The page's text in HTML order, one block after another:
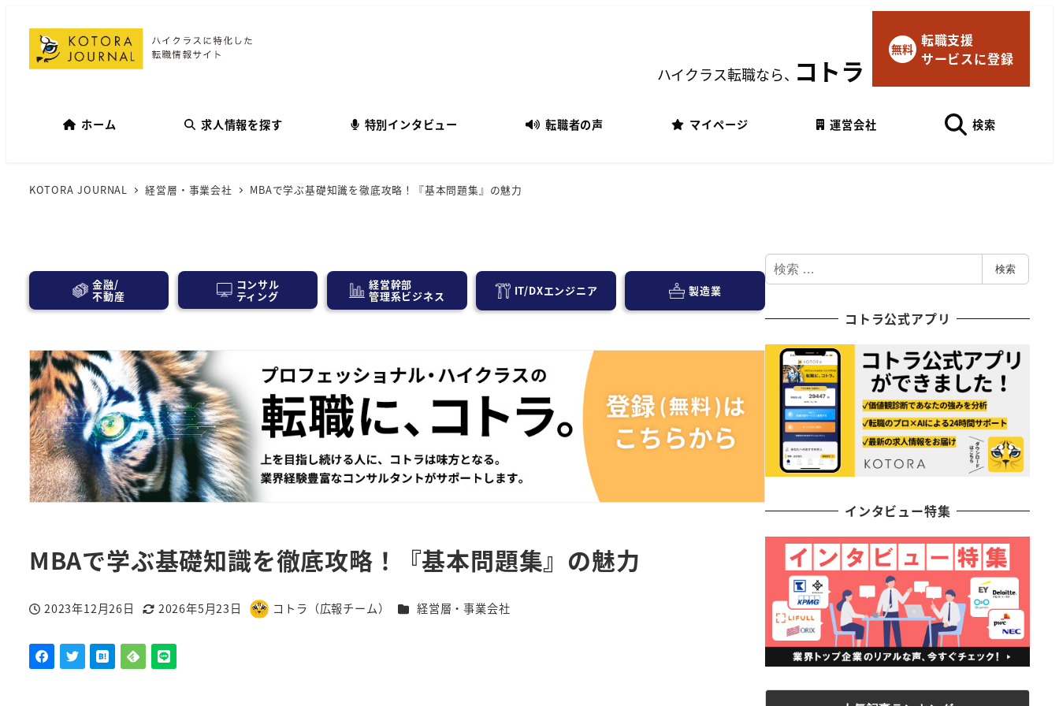
マイページにログイン
ハイクラス転職なら、コトラ
無料 転職支援
サービスに登録
ホーム 求人情報を探す 特別インタビュー 転職者の声 マイページ 運営会社 検索
KOTORA JOURNAL 経営層・事業会社 MBAで学ぶ基礎知識を徹底攻略！『基本問題集』の魅力
金融/
不動産
コンサル
ティング
経営幹部
管理系ビジネス IT/DXエンジニア 製造業
MBAで学ぶ基礎知識を徹底攻略！『基本問題集』の魅力
投稿日
2023年12月26日
更新日
2026年5月23日
著
コトラ（広報チーム） カテゴリー
経営層・事業会社
検
索
検索
コトラ公式アプリ
インタビュー特集